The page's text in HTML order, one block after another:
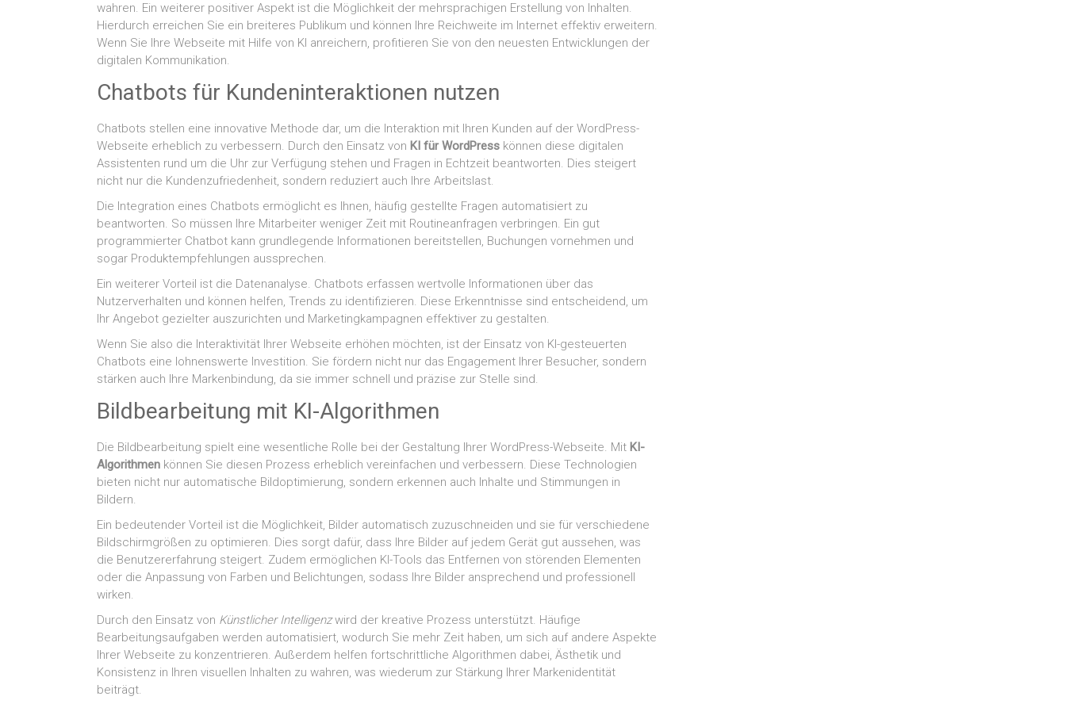
wahren. Ein weiterer positiver Aspekt ist die Möglichkeit der mehrsprachigen Erstellung von Inhalten.
Hierdurch erreichen Sie ein breiteres Publikum und können Ihre Reichweite im Internet effektiv erweitern.
Wenn Sie Ihre Webseite mit Hilfe von KI anreichern, profitieren Sie von den neuesten Entwicklungen der
digitalen Kommunikation.
Chatbots für Kundeninteraktionen nutzen
Chatbots stellen eine innovative Methode dar, um die Interaktion mit Ihren Kunden auf der WordPress-
Webseite erheblich zu verbessern. Durch den Einsatz von KI für WordPress können diese digitalen
Assistenten rund um die Uhr zur Verfügung stehen und Fragen in Echtzeit beantworten. Dies steigert
nicht nur die Kundenzufriedenheit, sondern reduziert auch Ihre Arbeitslast.
Die Integration eines Chatbots ermöglicht es Ihnen, häufig gestellte Fragen automatisiert zu
beantworten. So müssen Ihre Mitarbeiter weniger Zeit mit Routineanfragen verbringen. Ein gut
programmierter Chatbot kann grundlegende Informationen bereitstellen, Buchungen vornehmen und
sogar Produktempfehlungen aussprechen.
Ein weiterer Vorteil ist die Datenanalyse. Chatbots erfassen wertvolle Informationen über das
Nutzerverhalten und können helfen, Trends zu identifizieren. Diese Erkenntnisse sind entscheidend, um
Ihr Angebot gezielter auszurichten und Marketingkampagnen effektiver zu gestalten.
Wenn Sie also die Interaktivität Ihrer Webseite erhöhen möchten, ist der Einsatz von KI-gesteuerten
Chatbots eine lohnenswerte Investition. Sie fördern nicht nur das Engagement Ihrer Besucher, sondern
stärken auch Ihre Markenbindung, da sie immer schnell und präzise zur Stelle sind.
Bildbearbeitung mit KI-Algorithmen
Die Bildbearbeitung spielt eine wesentliche Rolle bei der Gestaltung Ihrer WordPress-Webseite. Mit KI-
Algorithmen können Sie diesen Prozess erheblich vereinfachen und verbessern. Diese Technologien
bieten nicht nur automatische Bildoptimierung, sondern erkennen auch Inhalte und Stimmungen in
Bildern.
Ein bedeutender Vorteil ist die Möglichkeit, Bilder automatisch zuzuschneiden und sie für verschiedene
Bildschirmgrößen zu optimieren. Dies sorgt dafür, dass Ihre Bilder auf jedem Gerät gut aussehen, was
die Benutzererfahrung steigert. Zudem ermöglichen KI-Tools das Entfernen von störenden Elementen
oder die Anpassung von Farben und Belichtungen, sodass Ihre Bilder ansprechend und professionell
wirken.
Durch den Einsatz von Künstlicher Intelligenzwird der kreative Prozess unterstützt. Häufige
Bearbeitungsaufgaben werden automatisiert, wodurch Sie mehr Zeit haben, um sich auf andere Aspekte
Ihrer Webseite zu konzentrieren. Außerdem helfen fortschrittliche Algorithmen dabei, Ästhetik und
Konsistenz in Ihren visuellen Inhalten zu wahren, was wiederum zur Stärkung Ihrer Markenidentität
beiträgt.